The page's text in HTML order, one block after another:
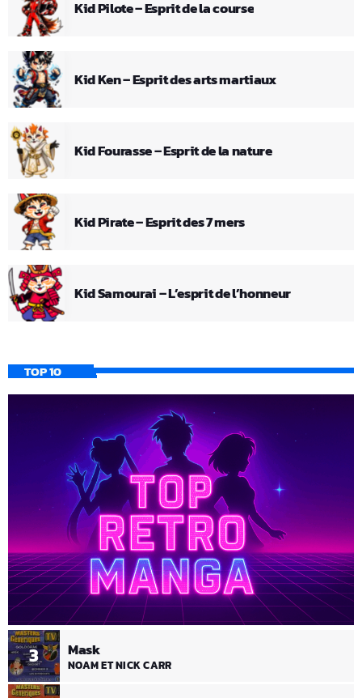
Kid Pilote – Esprit de la course
Kid Ken – Esprit des arts martiaux
Kid Fourasse – Esprit de la nature
Kid Pirate – Esprit des 7 mers
Kid Samourai – L’esprit de l’honneur
TOP 10
3 Mask
NOAM ET NICK CARR